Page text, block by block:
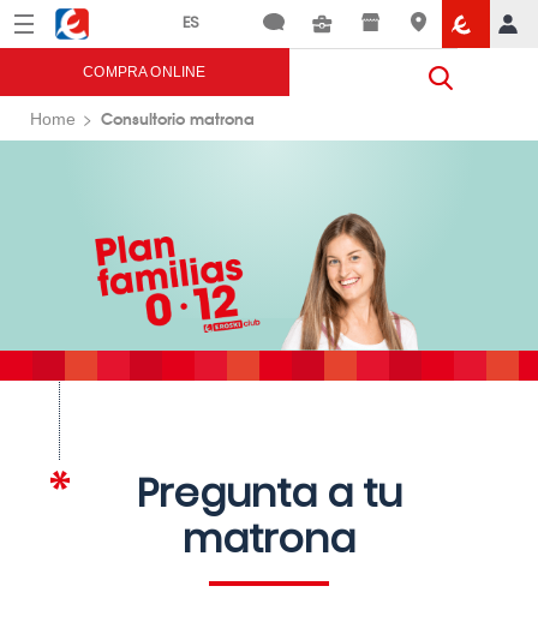
Menú Eroski
COMPRA ONLINE
Home Consultorio matrona
Pregunta a tu
matrona